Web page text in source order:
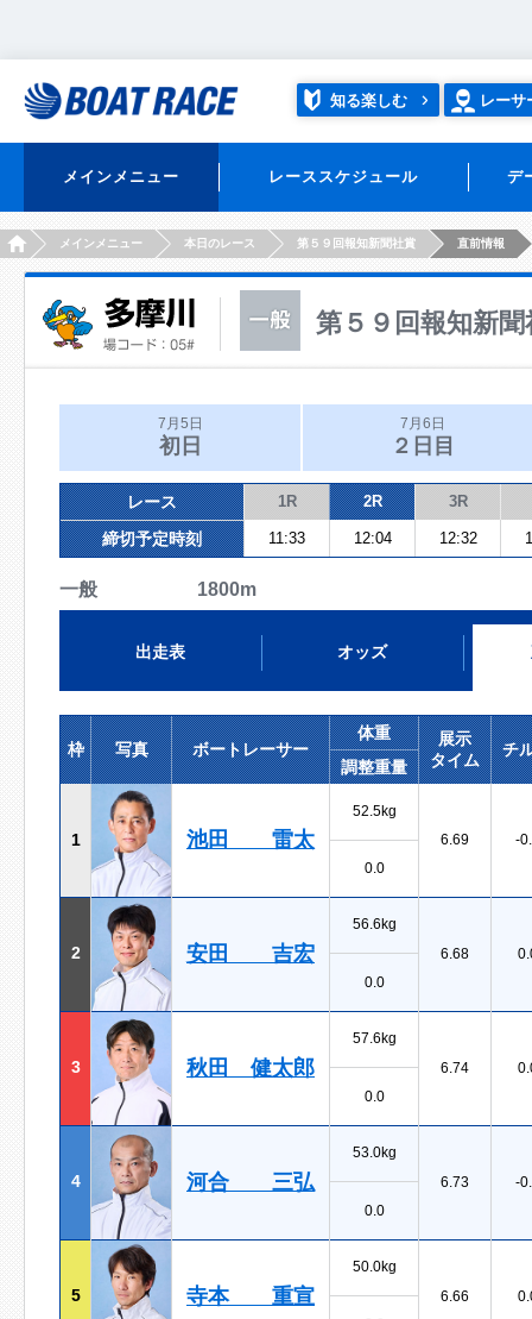
知る楽しむ レーサ
メインメニュー レーススケジュール デ
HOMEメインメニュー 本日のレース 第５９回報知新聞社賞 直前情報
第５９回報知新聞
7月5日
初日
7月6日
２日目
レース 1R 2R 3R
締切予定時刻 11:33 12:04 12:32
一般 1800m
出走表 オッズ
枠 写真 ボートレーサー
体重
展示
タイム
チ
調整重量
1 池田 雷太
52.5kg
6.69
-
0.0
2 安田 吉宏
56.6kg
6.68
0.0
3 秋田 健太郎
57.6kg
6.74
0.0
4 河合 三弘
53.0kg
6.73
-
0.0
5 寺本 重宣
50.0kg
6.66